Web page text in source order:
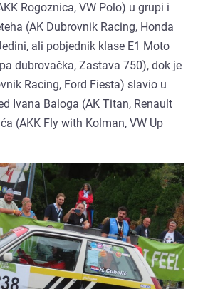
Rogoznica, VW Polo) u grupi i
(AK Dubrovnik Racing, Honda
ali pobjednik klase E1 Moto
dubrovačka, Zastava 750), dok je
Racing, Ford Fiesta) slavio u
Ivana Baloga (AK Titan, Renault
(AKK Fly with Kolman, VW Up